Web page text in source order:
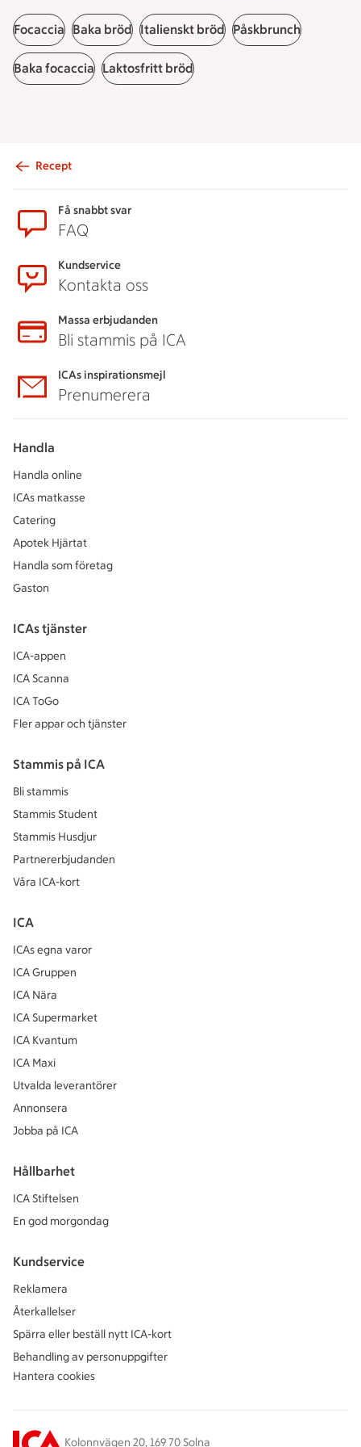
Focaccia Baka bröd Italienskt bröd Påskbrunch
Baka focaccia Laktosfritt bröd
Recept
Få snabbt svar
FAQ
Kundservice
Kontakta oss
Massa erbjudanden
Bli stammis på ICA
ICAs inspirationsmejl
Prenumerera
Handla
Handla online
ICAs matkasse
Catering
Apotek Hjärtat
Handla som företag
Gaston
ICAs tjänster
ICA-appen
ICA Scanna
ICA ToGo
Fler appar och tjänster
Stammis på ICA
Bli stammis
Stammis Student
Stammis Husdjur
Partnererbjudanden
Våra ICA-kort
ICA
ICAs egna varor
ICA Gruppen
ICA Nära
ICA Supermarket
ICA Kvantum
ICA Maxi
Utvalda leverantörer
Annonsera
Jobba på ICA
Hållbarhet
ICA Stiftelsen
En god morgondag
Kundservice
Reklamera
Återkallelser
Spärra eller beställ nytt ICA-kort
Behandling av personuppgifter
Hantera cookies
Kolonnvägen 20, 169 70 Solna